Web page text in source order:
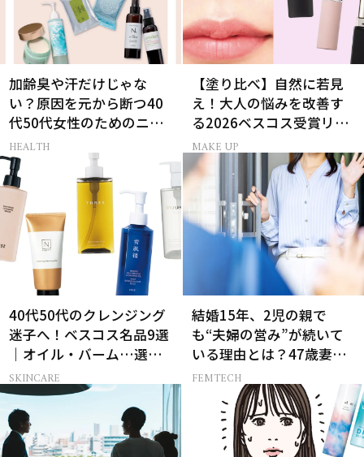
加齢臭や汗だけじゃな
い？原因を元から断つ40
代50代女性のためのニオ
イケア
HEALTH
【塗り比べ】自然に若見
え！大人の悩みを改善す
る2026ベスコス受賞リッ
プTOP3
MAKE UP
40代50代のクレンジング
迷子へ！ベスコス名品9選
｜オイル・バーム…選び
方の正解は？
SKINCARE
結婚15年、2児の親で
も“夫婦の営み”が続いて
いる理由とは？47歳妻が
実践する【レスにならな
いコツ】
FEMTECH